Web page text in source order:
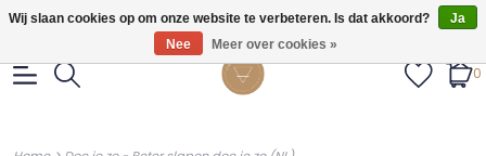
Gratis verzendig vanaf €55.
0
Wij slaan cookies op om onze website te verbeteren. Is dat akkoord?
Ja
Nee
Meer over cookies »